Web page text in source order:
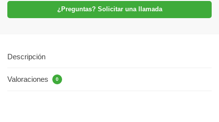
¿Preguntas? Solicitar una llamada
Descripción
Valoraciones 0